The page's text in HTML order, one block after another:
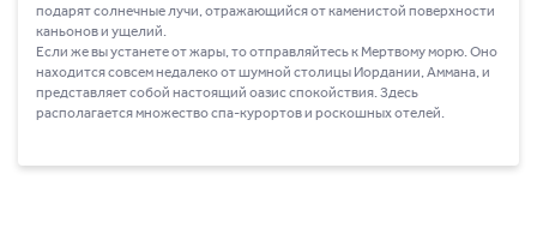
подарят солнечные лучи, отражающийся от каменистой поверхности
каньонов и ущелий.
Если же вы устанете от жары, то отправляйтесь к Мертвому морю. Оно
находится совсем недалеко от шумной столицы Иордании, Аммана, и
представляет собой настоящий оазис спокойствия. Здесь
располагается множество спа-курортов и роскошных отелей.